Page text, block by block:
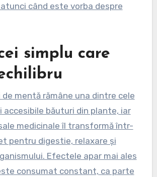
când este vorba despre
simplu care
de mentă rămâne una dintre cele
accesibile băuturi din plante, iar
medicinale îl transformă într-
pentru digestie, relaxare și
Efectele apar mai ales
consumat constant, ca parte